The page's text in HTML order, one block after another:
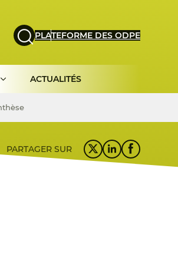
PLATEFORME DES ODPE
ACTUALITÉS
PARTAGER SUR